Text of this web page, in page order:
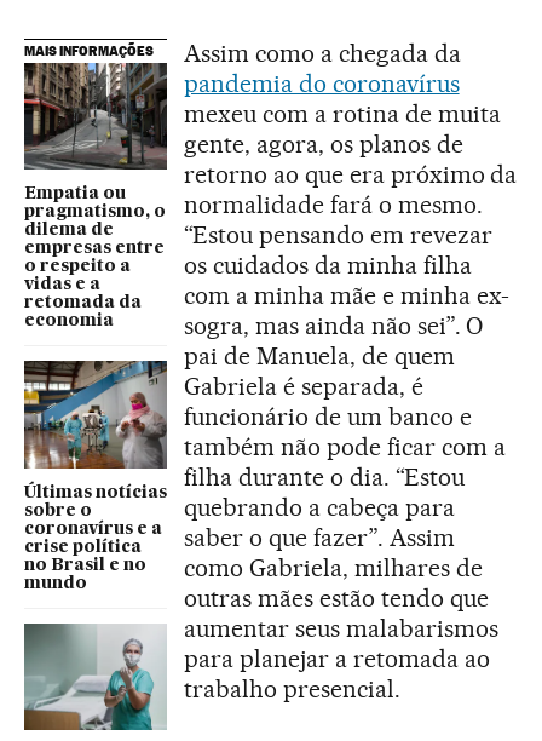
MAIS INFORMAÇÕES
Empatia ou
pragmatismo, o
dilema de
empresas entre
o respeito a
vidas e a
retomada da
economia
Últimas notícias
sobre o
coronavírus e a
crise política
no Brasil e no
mundo
Assim como a chegada da
pandemia do coronavírus
mexeu com a rotina de muita
gente, agora, os planos de
retorno ao que era próximo da
normalidade fará o mesmo.
“Estou pensando em revezar
os cuidados da minha filha
com a minha mãe e minha ex-
sogra, mas ainda não sei”. O
pai de Manuela, de quem
Gabriela é separada, é
funcionário de um banco e
também não pode ficar com a
filha durante o dia. “Estou
quebrando a cabeça para
saber o que fazer”. Assim
como Gabriela, milhares de
outras mães estão tendo que
aumentar seus malabarismos
para planejar a retomada ao
trabalho presencial.